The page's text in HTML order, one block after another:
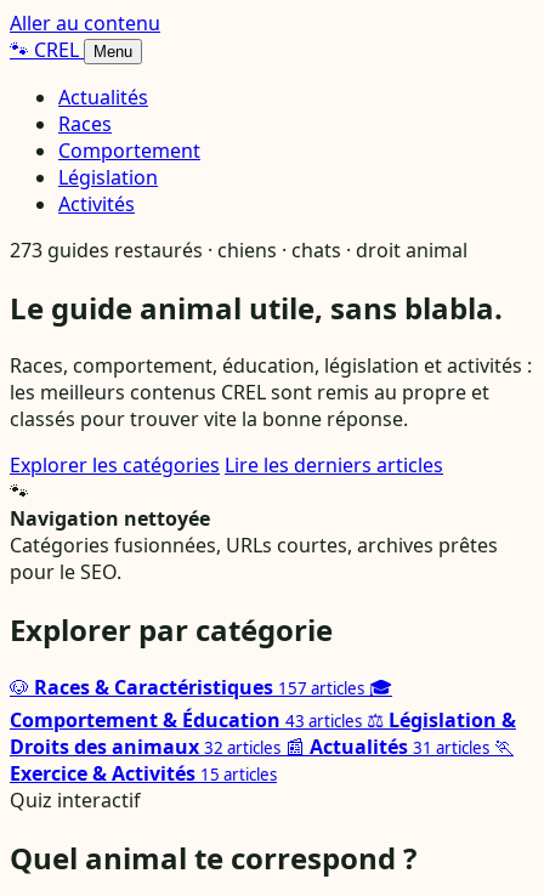
Aller au contenu
🐾 CREL Menu
Actualités
Races
Comportement
Législation
Activités
273 guides restaurés · chiens · chats · droit animal
Le guide animal utile, sans blabla.
Races, comportement, éducation, législation et activités :
les meilleurs contenus CREL sont remis au propre et
classés pour trouver vite la bonne réponse.
Explorer les catégories Lire les derniers articles
🐾
Navigation nettoyée
Catégories fusionnées, URLs courtes, archives prêtes
pour le SEO.
Explorer par catégorie
🐶 Races & Caractéristiques 157 articles 🎓
Comportement & Éducation 43 articles ⚖️ Législation &
Droits des animaux 32 articles 📰 Actualités 31 articles 🏃
Exercice & Activités 15 articles
Quiz interactif
Quel animal te correspond ?